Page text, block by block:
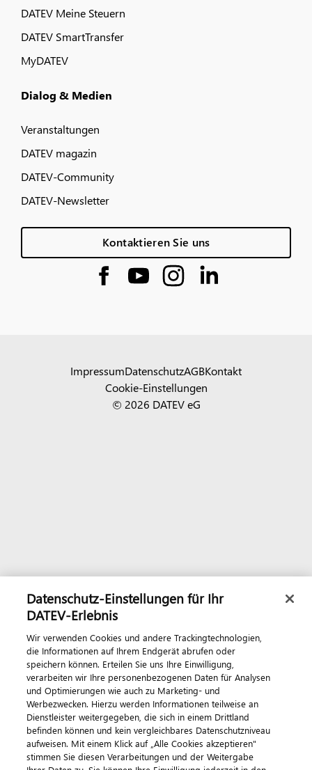
DATEV Meine Steuern
DATEV SmartTransfer
MyDATEV
Dialog & Medien
Veranstaltungen
DATEV magazin
DATEV-Community
DATEV-Newsletter
Kontaktieren Sie uns
© 2026 DATEV eG
ImpressumDatenschutzAGBKontakt
Cookie-Einstellungen
Datenschutz-Einstellungen für Ihr
DATEV-Erlebnis
Wir verwenden Cookies und andere Trackingtechnologien,
die Informationen auf Ihrem Endgerät abrufen oder
speichern können. Erteilen Sie uns Ihre Einwilligung,
verarbeiten wir Ihre personenbezogenen Daten für Analysen
und Optimierungen wie auch zu Marketing- und
Werbezwecken. Hierzu werden Informationen teilweise an
Dienstleister weitergegeben, die sich in einem Drittland
befinden können und kein vergleichbares Datenschutzniveau
aufweisen. Mit einem Klick auf „Alle Cookies akzeptieren"
stimmen Sie diesen Verarbeitungen und der Weitergabe